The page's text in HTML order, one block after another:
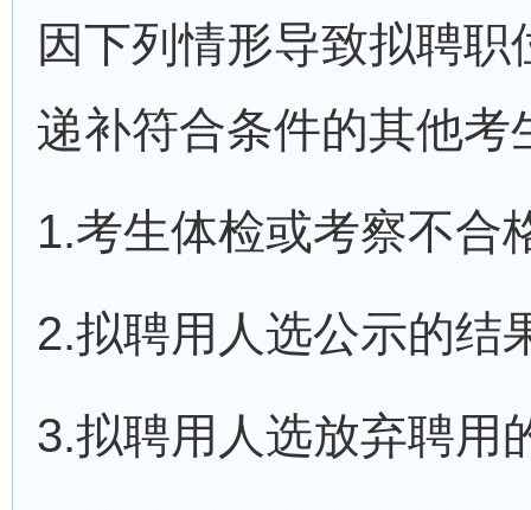
因下列情形导致拟聘
递补符合条件的其他考
1.考生体检或考察不合
2.拟聘用人选公示的结
3.拟聘用人选放弃聘用